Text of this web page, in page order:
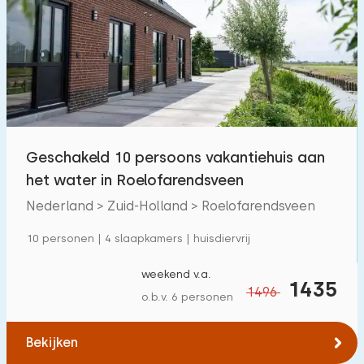
Zwembad 1
Omheinde tuin 5
Huisdiervrij 5
Fietsenschuurtje 8
Budget
€ 0 — € 1000+
Minimaal aantal
Geschakeld 10 persoons vakantiehuis aan
het water in Roelofarendsveen
Nederland > Zuid-Holland > Roelofarendsveen
10 personen | 4 slaapkamers | huisdiervrij
1496 1435
weekend v.a.
o.b.v. 6 personen
Bekijken